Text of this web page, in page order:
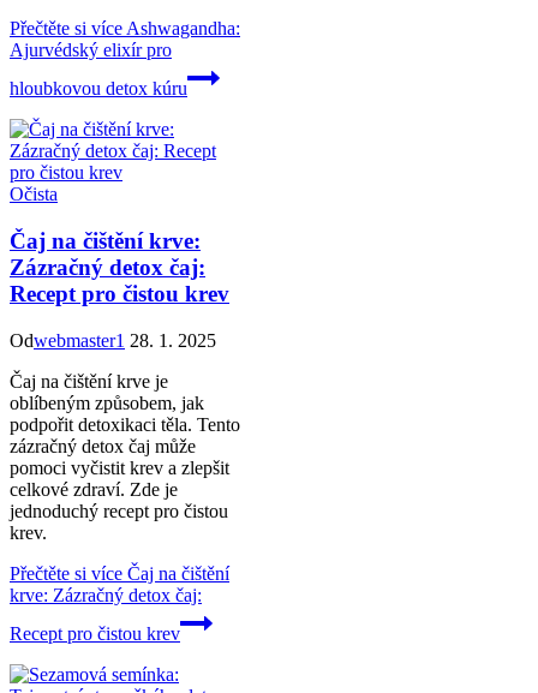
Přečtěte si více Ashwagandha:
Ajurvédský elixír pro
hloubkovou detox kúru
Očista
Čaj na čištění krve:
Zázračný detox čaj:
Recept pro čistou krev
Odwebmaster1 28. 1. 2025
Čaj na čištění krve je
oblíbeným způsobem, jak
podpořit detoxikaci těla. Tento
zázračný detox čaj může
pomoci vyčistit krev a zlepšit
celkové zdraví. Zde je
jednoduchý recept pro čistou
krev.
Přečtěte si více Čaj na čištění
krve: Zázračný detox čaj:
Recept pro čistou krev